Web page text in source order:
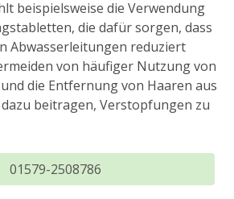
beispielsweise die Verwendung
die dafür sorgen, dass
Abwasserleitungen reduziert
von häufiger Nutzung von
die Entfernung von Haaren aus
beitragen, Verstopfungen zu
01579-2508786